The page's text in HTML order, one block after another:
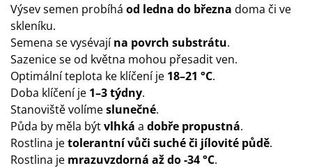
Výsev semen probíhá od ledna do března doma či ve
skleníku.
Semena se vysévajína povrch substrátu.
Sazenice se od května mohou přesadit ven.
Optimální teplota ke klíčení je 18–21 °C.
Doba klíčení je 1–3 týdny.
Stanoviště volímeslunečné.
Půda by měla býtvlhká a dobře propustná.
Rostlina jetolerantní vůči suché či jílovité půdě.
Rostlina je mrazuvzdorná až do -34 °C.